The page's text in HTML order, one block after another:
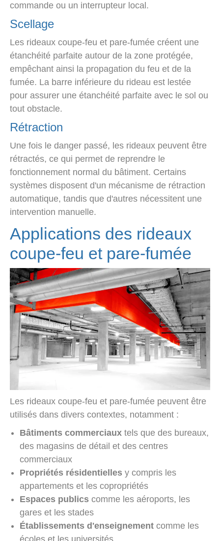
commande ou un interrupteur local.
Scellage
Les rideaux coupe-feu et pare-fumée créent une
étanchéité parfaite autour de la zone protégée,
empêchant ainsi la propagation du feu et de la
fumée. La barre inférieure du rideau est lestée
pour assurer une étanchéité parfaite avec le sol ou
tout obstacle.
Rétraction
Une fois le danger passé, les rideaux peuvent être
rétractés, ce qui permet de reprendre le
fonctionnement normal du bâtiment. Certains
systèmes disposent d'un mécanisme de rétraction
automatique, tandis que d'autres nécessitent une
intervention manuelle.
Applications des rideaux
coupe-feu et pare-fumée
Les rideaux coupe-feu et pare-fumée peuvent être
utilisés dans divers contextes, notamment :
Bâtiments commerciaux tels que des bureaux,
des magasins de détail et des centres
commerciaux
Propriétés résidentielles y compris les
appartements et les copropriétés
Espaces publics comme les aéroports, les
gares et les stades
Établissements d'enseignement comme les
écoles et les universités